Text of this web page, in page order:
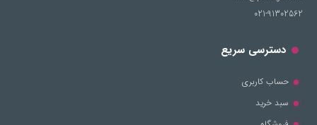
021-91302562
دسترسی سریع
حساب کاربری
سبد خرید